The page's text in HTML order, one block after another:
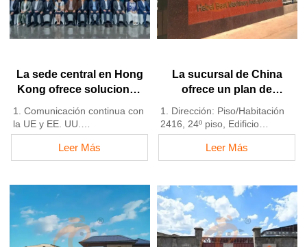
La sede central en Hong
Kong ofrece soluciones
según los estándares de
la UE y fabrica equipos
para granjas avícolas
1. Comunicación continua con
la UE y EE. UU.
2. Empresas y fábricas filiales
en China, Nigeria, Etiopía y
Tanzania
está personalizada para
granjas avícolas locales
4. Jaulas avícolas y equipos
para granjas avícolas en stock
para la venta
Leer Más
La sucursal de China
ofrece un plan de
avícolas y fabrica
equipos para granjas
avícolas
1. Dirección: Piso/Habitación
2416, 24º piso, Edificio
Runxing, Calle Youyi Nan,
Ciudad de Shijiazhuang,
Provincia de Hebei, China
granjas avícolas y jaulas para
aves de corral con stock
disponible para venta
3. Personalizado para granjas
avícolas locales
Leer Más